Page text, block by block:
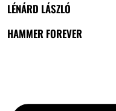
LÉNÁRD LÁSZLÓ
HAMMER FOREVER